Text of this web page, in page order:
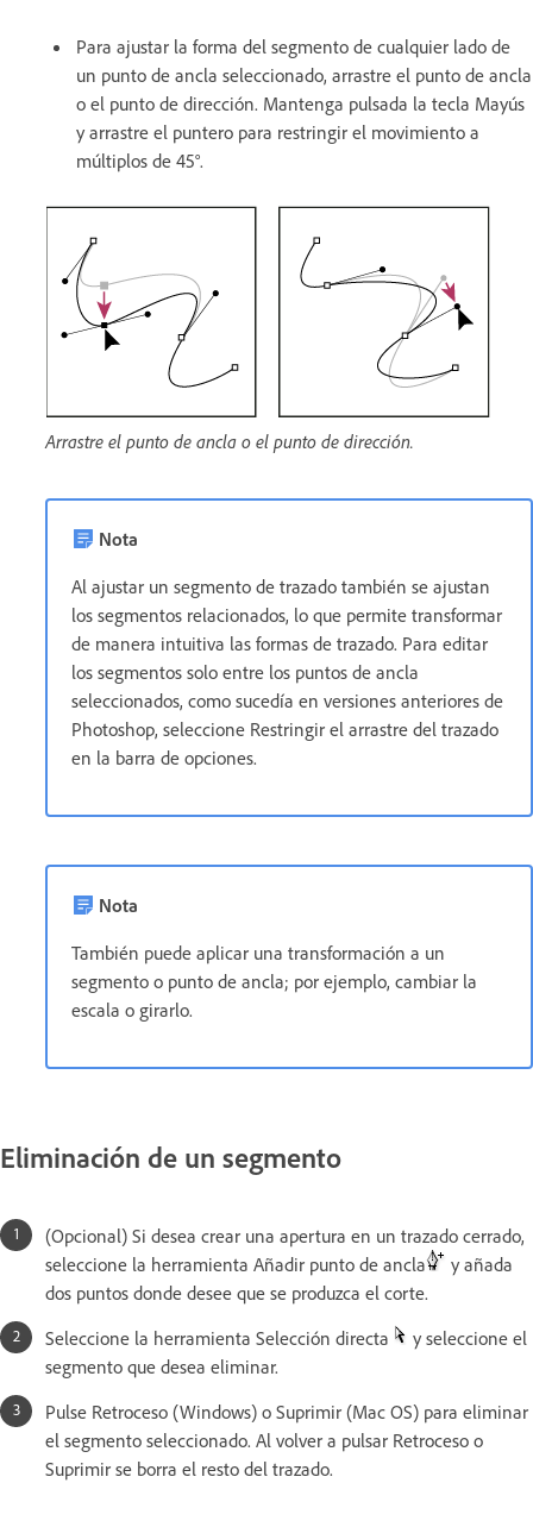
Para ajustar la forma del segmento de cualquier lado de
un punto de ancla seleccionado, arrastre el punto de ancla
o el punto de dirección. Mantenga pulsada la tecla Mayús
y arrastre el puntero para restringir el movimiento a
múltiplos de 45°.
Arrastre el punto de ancla o el punto de dirección.
Nota
Al ajustar un segmento de trazado también se ajustan
los segmentos relacionados, lo que permite transformar
de manera intuitiva las formas de trazado. Para editar
los segmentos solo entre los puntos de ancla
seleccionados, como sucedía en versiones anteriores de
Photoshop, seleccione Restringir el arrastre del trazado
en la barra de opciones.
Nota
También puede aplicar una transformación a un
segmento o punto de ancla; por ejemplo, cambiar la
escala o girarlo.
Eliminación de un segmento
(Opcional) Si desea crear una apertura en un trazado cerrado,
seleccione la herramienta Añadir punto de ancla
y añada
dos puntos donde desee que se produzca el corte.
Seleccione la herramienta Selección directa
y seleccione el
segmento que desea eliminar.
Pulse Retroceso (Windows) o Suprimir (Mac OS) para eliminar
el segmento seleccionado. Al volver a pulsar Retroceso o
Suprimir se borra el resto del trazado.